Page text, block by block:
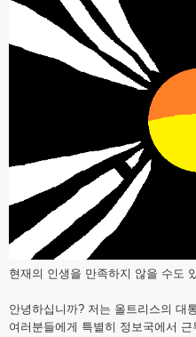
현재의 인생을 만족하지 않을 수도
안녕하십니까? 저는 올트리스의 대
여러분들에게 특별히 정보국에서